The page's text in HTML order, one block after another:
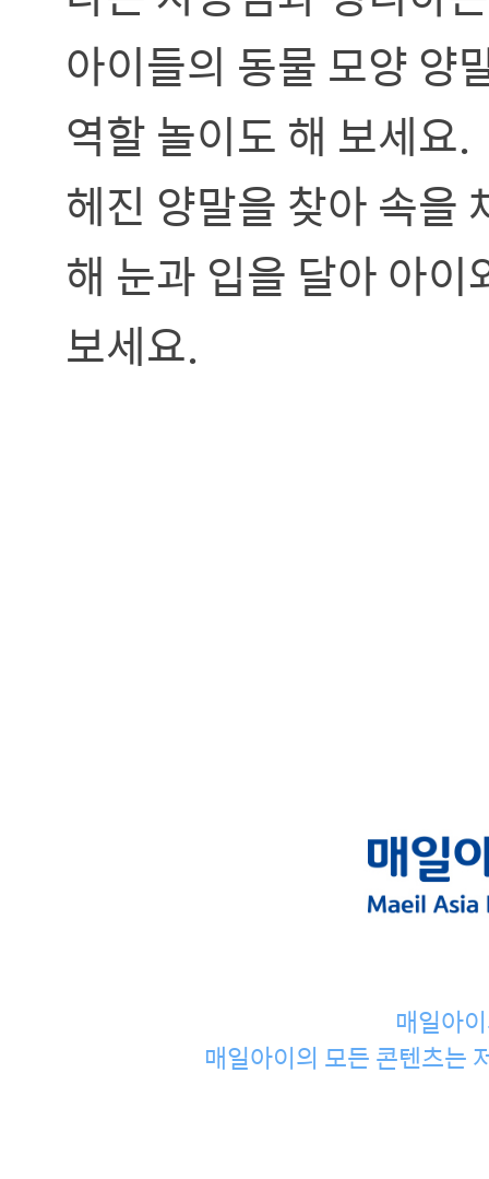
아이들의 동물 모양 양
역할 놀이도 해 보세요.
헤진 양말을 찾아 속을
해 눈과 입을 달아 아
보세요.
매일아
매일아이의 모든 콘텐츠는